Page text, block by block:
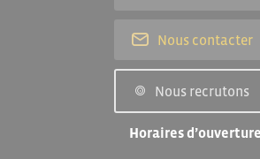
Nous contacter
Nous recrutons
Horaires